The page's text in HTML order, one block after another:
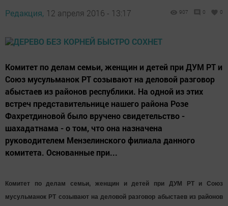
Редакция, 12 апреля 2016 - 13:17 907 0 0
Комитет по делам семьи, женщин и детей при ДУМ РТ и
Союз мусульманок РТ созывают на деловой разговор
абыстаев из районов республики. На одной из этих
встреч представительнице нашего района Розе
Фахретдиновой было вручено свидетельство -
шахадатнама - о том, что она назначена
руководителем Мензелинского филиала данного
комитета. Основанные при...
Комитет по делам семьи, женщин и детей при ДУМ РТ и Союз
мусульманок РТ созывают на деловой разговор абыстаев из районов